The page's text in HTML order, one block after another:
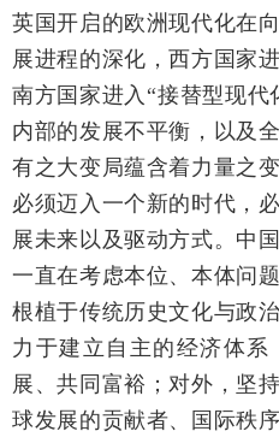
英国开启的欧洲现代化在
展进程的深化，西方国家
南方国家进入 “接替型现代
内部的发展不平衡，以及
有之大变局蕴含着力量之
必须迈入一个新的时代，
展未来以及驱动方式。中
一直在考虑本位、本体问
根植于传统历史文化与政
力于建立自主的经济体
展、共同富裕；对外，坚
球发展的贡献者、国际秩